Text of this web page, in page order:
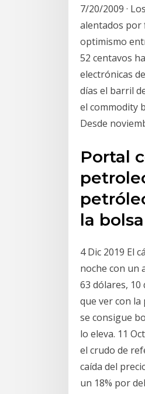
7/20/2009 ·
alentados por
optimismo
52 centavos
electrónicas
días el barril
el commodity
Desde
Portal
la
4 Dic 2019 El
noche con un
63 dólares,
que ver con
se consigue
lo eleva. 11
el crudo de
caída del
un 18% por